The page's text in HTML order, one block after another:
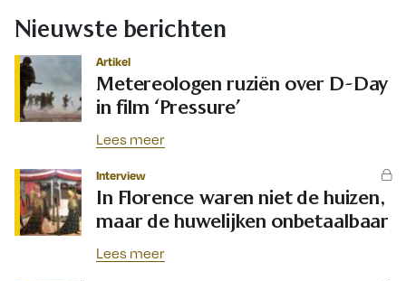
Nieuwste berichten
Artikel
Metereologen ruziën over D-Day
in film ‘Pressure’
Lees meer
Interview
In Florence waren niet de huizen,
maar de huwelijken onbetaalbaar
Lees meer